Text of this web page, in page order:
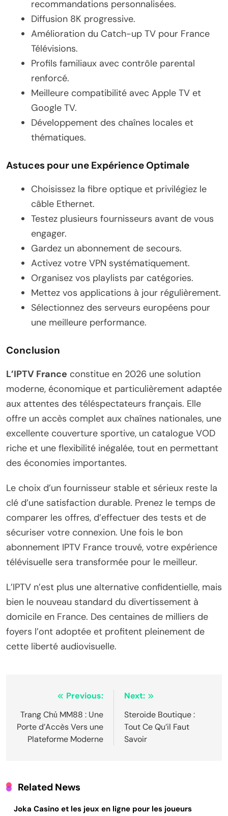
recommandations personnalisées.
Diffusion 8K progressive.
Amélioration du Catch-up TV pour France
Télévisions.
Profils familiaux avec contrôle parental
renforcé.
Meilleure compatibilité avec Apple TV et
Google TV.
Développement des chaînes locales et
thématiques.
Astuces pour une Expérience Optimale
Choisissez la fibre optique et privilégiez le
câble Ethernet.
Testez plusieurs fournisseurs avant de vous
engager.
Gardez un abonnement de secours.
Activez votre VPN systématiquement.
Organisez vos playlists par catégories.
Mettez vos applications à jour régulièrement.
Sélectionnez des serveurs européens pour
une meilleure performance.
Conclusion
L’IPTV France constitue en 2026 une solution
moderne, économique et particulièrement adaptée
aux attentes des téléspectateurs français. Elle
offre un accès complet aux chaînes nationales, une
excellente couverture sportive, un catalogue VOD
riche et une flexibilité inégalée, tout en permettant
des économies importantes.
Le choix d’un fournisseur stable et sérieux reste la
clé d’une satisfaction durable. Prenez le temps de
comparer les offres, d’effectuer des tests et de
sécuriser votre connexion. Une fois le bon
abonnement IPTV France trouvé, votre expérience
télévisuelle sera transformée pour le meilleur.
L’IPTV n’est plus une alternative confidentielle, mais
bien le nouveau standard du divertissement à
domicile en France. Des centaines de milliers de
foyers l’ont adoptée et profitent pleinement de
cette liberté audiovisuelle.
navigation
Previous:
Trang Chủ MM88 : Une
Porte d’Accès Vers une
Plateforme Moderne
Next:
Steroide Boutique :
Tout Ce Qu’il Faut
Savoir
Related News
Joka Casino et les jeux en ligne pour les joueurs